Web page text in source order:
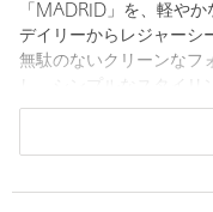
「MADRID」を、軽やか
デイリーからレジャーシ
無駄のないクリーンなフ
し、シンプルなスタイリ
気負わず取り入れられて